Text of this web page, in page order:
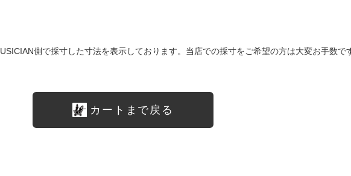
側で採寸した寸法を表示しております。当店での採寸をご希望の方は大変お手数で
カートまで戻る